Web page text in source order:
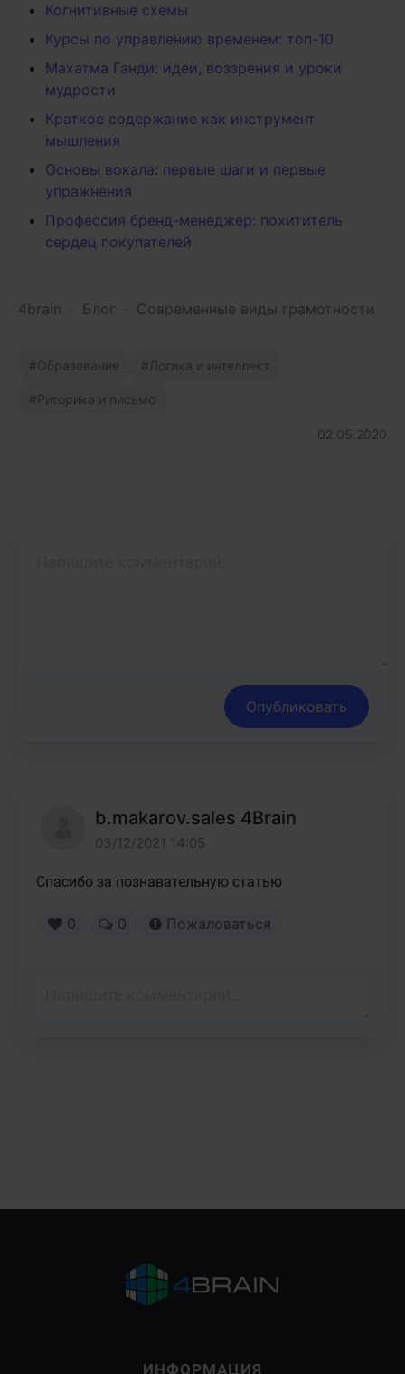
Когнитивные схемы
Курсы по управлению временем: топ-10
Махатма Ганди: идеи, воззрения и уроки
мудрости
Краткое содержание как инструмент
мышления
Основы вокала: первые шаги и первые
упражнения
Профессия бренд-менеджер: похититель
сердец покупателей
4brain Блог Современные виды грамотности
Образование Логика и интеллект
Риторика и письмо
02.05.2020
Опубликовать
b.makarov.sales 4Brain
03/12/2021 14:05
Спасибо за познавательную статью
0 0 Пожаловаться
Повысьте свою грамотность на онлайн-курсе
«Русский язык»
ИНФОРМАЦИЯ